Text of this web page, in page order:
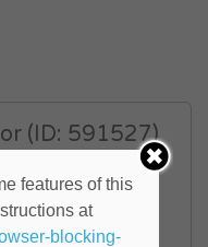
(ID: 591527)
años
features of this
at
blocking-